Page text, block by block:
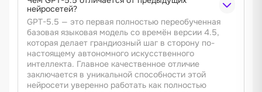
нейросетей?
GPT-5.5 — это первая полностью переобученная
базовая языковая модель со времён версии 4.5,
которая делает грандиозный шаг в сторону по-
настоящему автономного искусственного
интеллекта. Главное качественное отличие
заключается в уникальной способности этой
нейросети уверенно работать как полностью